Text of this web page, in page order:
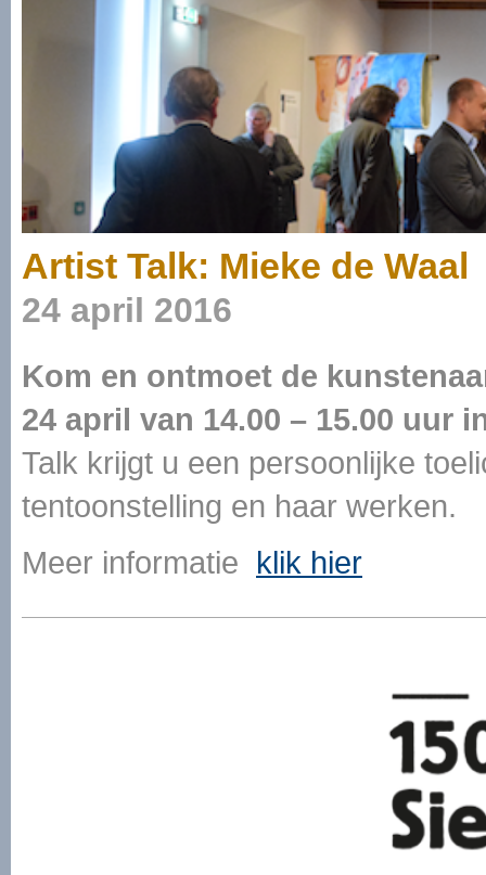
Artist Talk: Mieke de Waal
24 april 2016
Kom en ontmoet de
24 april van 14.00 – 15.00 uur
Talk krijgt u een persoonlijke
tentoonstelling en haar werken.
Meer informatie klik hier